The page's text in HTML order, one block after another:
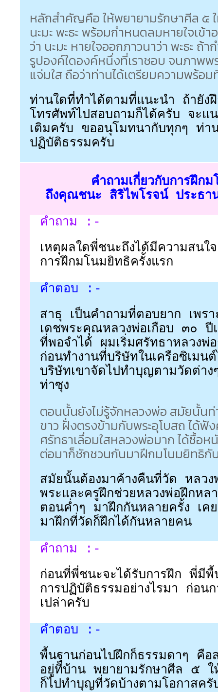
หลักสำคัญคือ ให้พยายามรักษาศีล ๕
นะมะ พะธะ พร้อมกำหนดลมหายใจเข้า
ว่า นะมะ หายใจออกภาวนาว่า พะธะ
รูปองค์ใดองค์หนึ่งที่เราชอบ จนภาพพ
แจ่มใส ถือว่าท่านได้เตรียมความพร้อม
ท่านใดที่ทำได้ตามที่แนะนำ ถ้ายัง
โทรศัพท์ไปสอบถามก็ได้ครับ จะแ
เติมครับ ขออนุโมทนากับทุกๆ ท่า
ปฏิบัติธรรมครับ
คำถามเกี่ยวกับการฝึก
ถึงคุณชนะ สิริไพโรจน์ ประธา
คำถาม :-
เหตุผลใดพี่ชนะถึงได้มีความสนใ
การฝึกมโนมยิทธิครั้งแรก
คำตอบ :-
สาธุ เป็นคำถามที่ตอบยาก เพรา
เดชพระคุณหลวงพ่อเกือบ ๓๐ ปี
ที่พอจำได้ ผมเริ่มศรัทธาหลวงพ่
ก่อนทำงานที่บริษัทในเครือซิเม
บริษัทเขาจัดไปทำบุญตามวัดต่าง
ท่าซุง
ตอนนั้นยังไม่รู้จักหลวงพ่อ สมัยนั้น
ขาว ฝั่งตรงข้ามกับพระอุโบสถ ได้ฟั
ศรัทธาเลื่อมใสหลวงพ่อมาก ได้ซื้อห
ต่อมาก็ชักชวนกันมาฝึกมโนมยิทธิกั
สมัยนั้นต้องมาค้างคืนที่วัด หลวง
พระและครูฝึกช่วยหลวงพ่อฝึกหล
ตอนค่ำๆ มาฝึกกันหลายครั้ง เค
มาฝึกที่วัดก็ฝึกได้กันหลายคน
คำถาม :-
ก่อนที่พี่ชนะจะได้รับการฝึก พี่มีพื้
การปฏิบัติธรรมอย่างไรมา ก่อนก
เปล่าครับ
คำตอบ :-
พื้นฐานก่อนไปฝึกก็ธรรมดาๆ คือ
อยู่ที่บ้าน พยายามรักษาศีล ๕
ก็ไปทำบุญที่วัดบ้างตามโอกาสครั